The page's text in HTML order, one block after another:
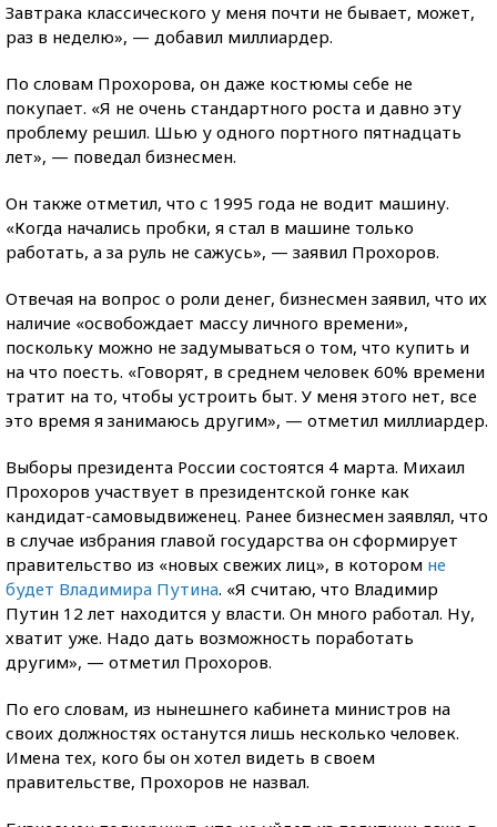
Завтрака классического у меня почти не бывает, может,
раз в неделю», — добавил миллиардер.
По словам Прохорова, он даже костюмы себе не
покупает. «Я не очень стандартного роста и давно эту
проблему решил. Шью у одного портного пятнадцать
лет», — поведал бизнесмен.
Он также отметил, что с 1995 года не водит машину.
«Когда начались пробки, я стал в машине только
работать, а за руль не сажусь», — заявил Прохоров.
Отвечая на вопрос о роли денег, бизнесмен заявил, что их
наличие «освобождает массу личного времени»,
поскольку можно не задумываться о том, что купить и
на что поесть. «Говорят, в среднем человек 60% времени
тратит на то, чтобы устроить быт. У меня этого нет, все
это время я занимаюсь другим», — отметил миллиардер.
Выборы президента России состоятся 4 марта. Михаил
Прохоров участвует в президентской гонке как
кандидат-самовыдвиженец. Ранее бизнесмен заявлял, что
в случае избрания главой государства он сформирует
правительство из «новых свежих лиц», в котором не
будет Владимира Путина. «Я считаю, что Владимир
Путин 12 лет находится у власти. Он много работал. Ну,
хватит уже. Надо дать возможность поработать
другим», — отметил Прохоров.
По его словам, из нынешнего кабинета министров на
своих должностях останутся лишь несколько человек.
Имена тех, кого бы он хотел видеть в своем
правительстве, Прохоров не назвал.